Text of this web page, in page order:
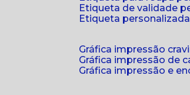
etiqueta de validade
etiqueta
gráfica impressão
gráfica impressão de
gráfica impressão e